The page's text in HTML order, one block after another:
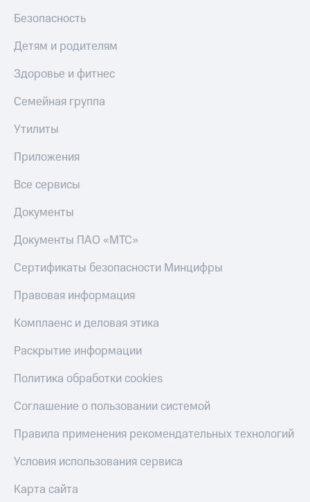
Безопасность
Детям и родителям
Здоровье и фитнес
Семейная группа
Утилиты
Приложения
Все сервисы
Документы
Документы ПАО «МТС»
Сертификаты безопасности Минцифры
Правовая информация
Комплаенс и деловая этика
Раскрытие информации
Политика обработки cookies
Соглашение о пользовании системой
Правила применения рекомендательных технологий
Условия использования сервиса
Карта сайта